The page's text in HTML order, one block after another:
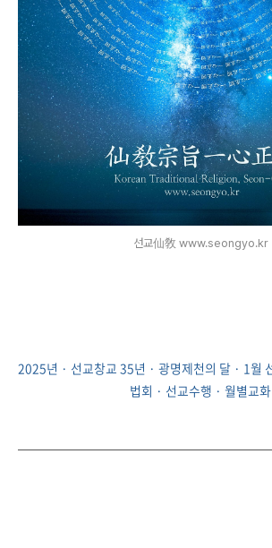
선교仙敎 www.seongyo.kr
2025년 · 선교창교 35년 · 광명제천의 달 · 1월
법회 · 선교수행 · 월별교화